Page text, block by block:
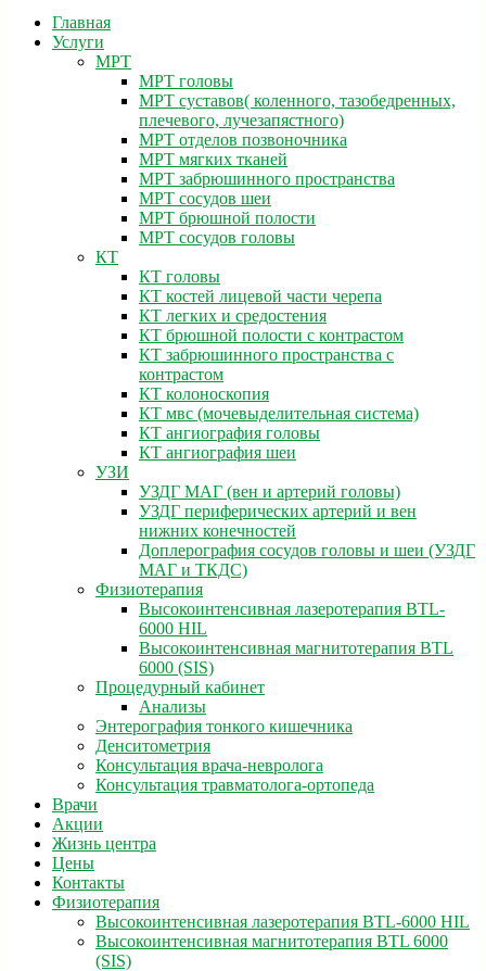
Главная
Услуги
МРТ
МРТ головы
МРТ суставов( коленного, тазобедренных,
плечевого, лучезапястного)
МРТ отделов позвоночника
МРТ мягких тканей
МРТ забрюшинного пространства
МРТ сосудов шеи
МРТ брюшной полости
МРТ сосудов головы
КТ
КТ головы
КТ костей лицевой части черепа
КТ легких и средостения
КТ брюшной полости с контрастом
КТ забрюшинного пространства с
контрастом
КТ колоноскопия
КТ мвс (мочевыделительная система)
КТ ангиография головы
КТ ангиография шеи
УЗИ
УЗДГ МАГ (вен и артерий головы)
УЗДГ периферических артерий и вен
нижних конечностей
Доплерография сосудов головы и шеи (УЗДГ
МАГ и ТКДС)
Физиотерапия
Высокоинтенсивная лазеротерапия BTL-
6000 HIL
Высокоинтенсивная магнитотерапия BTL
6000 (SIS)
Процедурный кабинет
Анализы
Энтерография тонкого кишечника
Денситометрия
Консультация врача-невролога
Консультация травматолога-ортопеда
Врачи
Акции
Жизнь центра
Цены
Контакты
Физиотерапия
Высокоинтенсивная лазеротерапия BTL-6000 HIL
Высокоинтенсивная магнитотерапия BTL 6000
(SIS)